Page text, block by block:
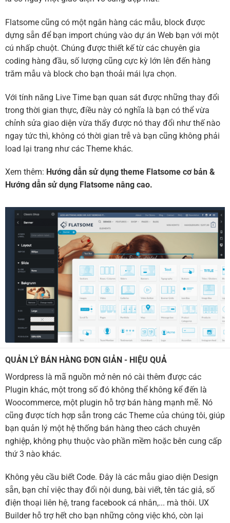
Flatsome cũng có một ngân hàng các mẫu, block được
dựng sẵn để bạn import chúng vào dự án Web bạn với một
cú nhấp chuột. Chúng được thiết kế từ các chuyên gia
coding hàng đầu, số lượng cũng cực kỳ lớn lên đến hàng
trăm mẫu và block cho bạn thoải mái lựa chọn.
Với tính năng Live Time bạn quan sát được những thay đổi
trong thời gian thực, điều này có nghĩa là bạn có thể vừa
chỉnh sửa giao diện vừa thấy được nó thay đổi như thế nào
ngay tức thì, không có thời gian trễ và bạn cũng không phải
load lại trang như các Theme khác.
Xem thêm: Hướng dẫn sử dụng theme Flatsome cơ bản &
Hướng dẫn sử dụng Flatsome nâng cao.
QUẢN LÝ BÁN HÀNG ĐƠN GIẢN - HIỆU QUẢ
Wordpress là mã nguồn mở nên nó cài thêm được các
Plugin khác, một trong số đó không thể không kể đến là
Woocommerce, một plugin hỗ trợ bán hàng mạnh mẽ. Nó
cũng được tích hợp sẵn trong các Theme của chúng tôi, giúp
bạn quản lý một hệ thống bán hàng theo cách chuyên
nghiệp, không phụ thuộc vào phần mềm hoặc bên cung cấp
thứ 3 nào khác.
Không yêu cầu biết Code. Đây là các mẫu giao diện Design
sẵn, bạn chỉ việc thay đổi nội dung, bài viết, tên tác giả, số
điện thoại liên hệ, trang facebook cá nhân,... mà thôi. UX
Builder hỗ trợ hết cho bạn những công việc khó, còn lại